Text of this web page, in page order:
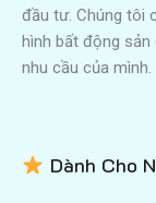
đầu tư. Chúng tôi
hình bất động sản
nhu cầu của mình.
Dành Cho